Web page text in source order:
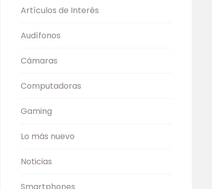
Artículos de Interés
Audífonos
Cámaras
Computadoras
Gaming
Lo más nuevo
Noticias